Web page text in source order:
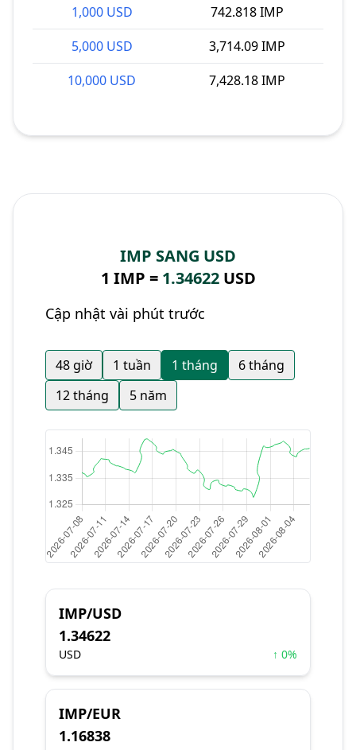
1,000 USD
742.818 IMP
5,000 USD
3,714.09 IMP
10,000 USD
7,428.18 IMP
IMP SANG USD
1 IMP = 1.34622USD
Cập nhật vài phút trước
48 giờ 1 tuần 1 tháng
6 tháng
12 tháng
5 năm
IMP/USD
1.34622
USD ↑ 0%
IMP/EUR
1.16838